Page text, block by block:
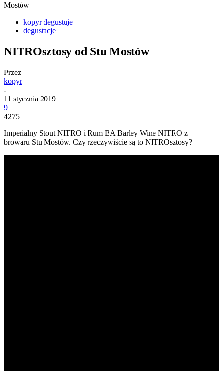
Mostów
kopyr degustuje
degustacje
NITROsztosy od Stu Mostów
Przez
kopyr
-
11 stycznia 2019
9
4275
Imperialny Stout NITRO i Rum BA Barley Wine NITRO z
browaru Stu Mostów. Czy rzeczywiście są to NITROsztosy?